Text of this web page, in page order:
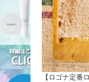
【ロゴナ定番